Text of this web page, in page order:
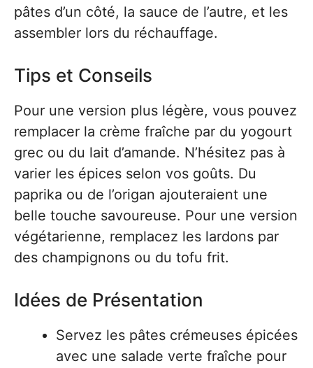
pâtes d’un côté, la sauce de l’autre, et les
assembler lors du réchauffage.
Tips et Conseils
Pour une version plus légère, vous pouvez
remplacer la crème fraîche par du yogourt
grec ou du lait d’amande. N’hésitez pas à
varier les épices selon vos goûts. Du
paprika ou de l’origan ajouteraient une
belle touche savoureuse. Pour une version
végétarienne, remplacez les lardons par
des champignons ou du tofu frit.
Idées de Présentation
Servez les pâtes crémeuses épicées
avec une salade verte fraîche pour